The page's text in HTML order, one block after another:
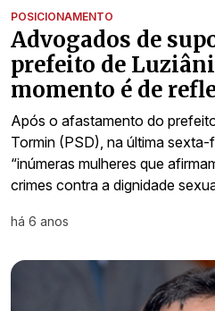
POSICIONAMENTO
Advogados de
prefeito de
momento é de
Após o afastamento do
Tormin (PSD), na última
“inúmeras mulheres que
crimes contra a dignidade
há 6 anos